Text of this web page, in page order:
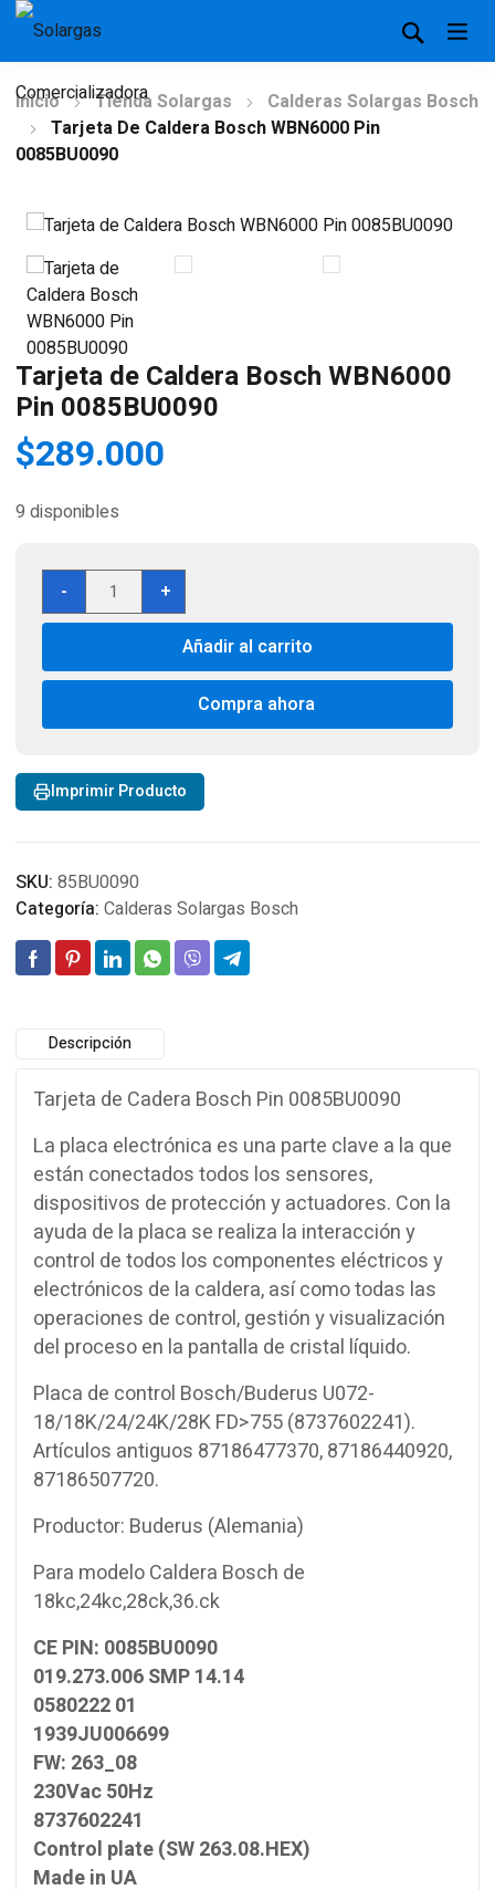
Inicio Tienda Solargas
Calderas Solargas Bosch
Tarjeta De Caldera Bosch WBN6000 Pin
0085BU0090
Tarjeta de Caldera Bosch WBN6000
Pin 0085BU0090
$289.000
9 disponibles
-
Tarjeta
Caldera
WBN6000
0085BU0090
+
Añadir al carrito
Compra ahora
Imprimir Producto
SKU: 85BU0090
Categoría: Calderas Solargas Bosch
Descripción
Tarjeta de Cadera Bosch Pin 0085BU0090
La placa electrónica es una parte clave a la que
están conectados todos los sensores,
dispositivos de protección y actuadores. Con la
ayuda de la placa se realiza la interacción y
control de todos los componentes eléctricos y
electrónicos de la caldera, así como todas las
operaciones de control, gestión y visualización
del proceso en la pantalla de cristal líquido.
Placa de control Bosch/Buderus U072-
18/18K/24/24K/28K FD>755 (8737602241).
Artículos antiguos 87186477370, 87186440920,
87186507720.
Productor: Buderus (Alemania)
Para modelo Caldera Bosch de
18kc,24kc,28ck,36.ck
CE PIN: 0085BU0090
019.273.006 SMP 14.14
0580222 01
1939JU006699
FW: 263_08
230Vac 50Hz
8737602241
Control plate (SW 263.08.HEX)
Made in UA